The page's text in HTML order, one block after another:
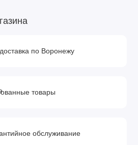
по Воронежу
товары
обслуживание